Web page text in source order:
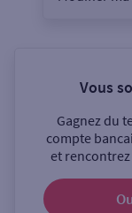
Vous
Gagnez du
compte
et